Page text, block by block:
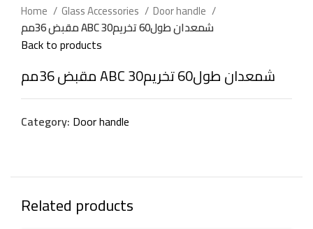
Home Glass Accessories
Door handle
مقبض 36مم ABC شمعدان طول60 تخريم30
Back to products
مقبض 36مم ABC شمعدان طول60 تخريم30
Category: Door handle
Related products